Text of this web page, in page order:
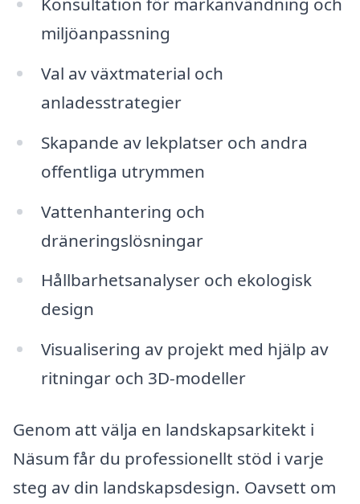
miljöanpassning
Val av växtmaterial och
anladesstrategier
Skapande av lekplatser och andra
offentliga utrymmen
Vattenhantering och
dräneringslösningar
Hållbarhetsanalyser och ekologisk
design
Visualisering av projekt med hjälp av
ritningar och 3D-modeller
Genom att välja en landskapsarkitekt i
Näsum får du professionellt stöd i varje
steg av din landskapsdesign. Oavsett om